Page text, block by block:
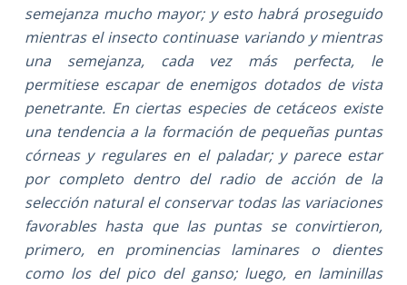
semejanza mucho mayor; y esto habrá proseguido
mientras el insecto continuase variando y mientras
una semejanza, cada vez más perfecta, le
permitiese escapar de enemigos dotados de vista
penetrante. En ciertas especies de cetáceos existe
una tendencia a la formación de pequeñas puntas
córneas y regulares en el paladar; y parece estar
por completo dentro del radio de acción de la
selección natural el conservar todas las variaciones
favorables hasta que las puntas se convirtieron,
primero, en prominencias laminares o dientes
como los del pico del ganso; luego, en laminillas